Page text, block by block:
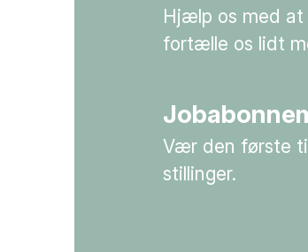
Hjælp os med
fortælle os lidt
Vær den første
stillinger.